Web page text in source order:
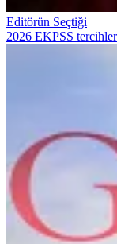
Editörün Seçtiği
2026 EKPSS